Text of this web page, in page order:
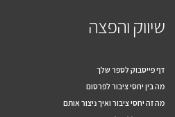
שיווק והפצה
דף פייסבוק לספר שלך
מה בין יחסי ציבור לפרסום
מה זה יחסי ציבור ואיך ניצור אותם